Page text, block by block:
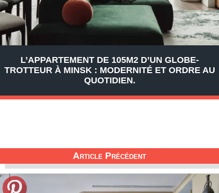
L’APPARTEMENT DE 105M2 D’UN GLOBE-
TROTTEUR À MINSK : MODERNITÉ ET ORDRE AU
QUOTIDIEN.
Article Précédent